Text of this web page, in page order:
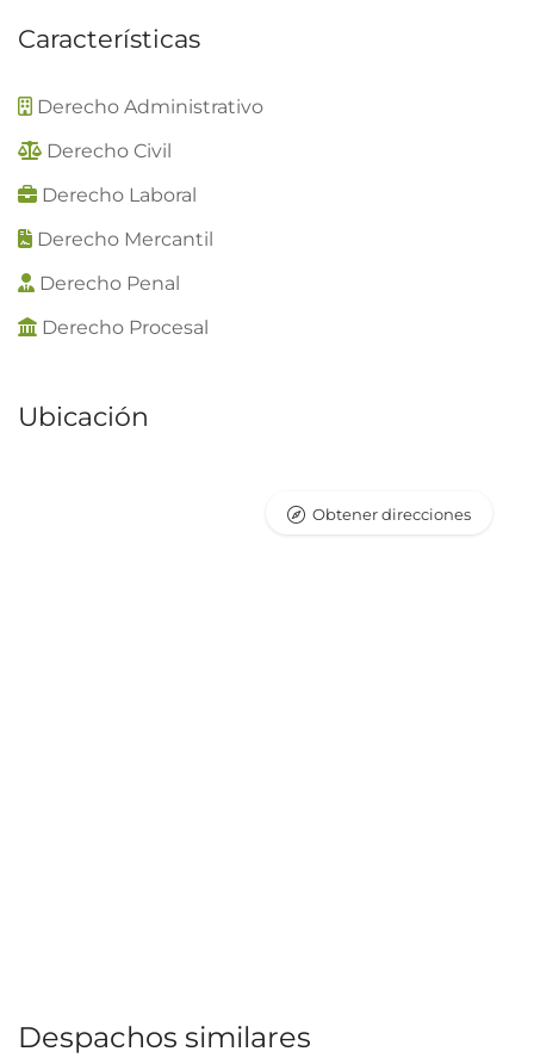
Características
Derecho Administrativo
Derecho Civil
Derecho Laboral
Derecho Mercantil
Derecho Penal
Derecho Procesal
Ubicación
Obtener direcciones
Despachos similares